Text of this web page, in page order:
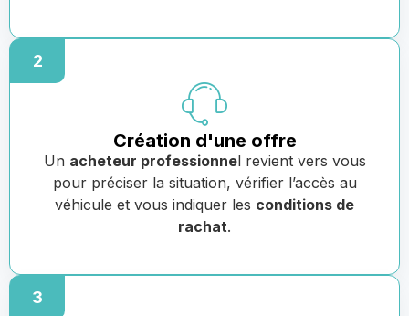
2
Création d'une offre
Un acheteur professionnel revient vers vous
pour préciser la situation, vérifier l’accès au
véhicule et vous indiquer les conditions de
rachat.
3